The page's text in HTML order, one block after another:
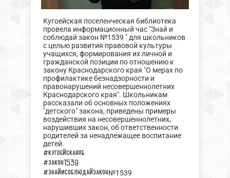
Кугоейская поселенческая библиотека
провела информационный час "Знай и
соблюдай закон №1539 " для школьников
с целью развития правовой культуры
учащихся, формирования их личной и
гражданской позиции по отношению к
закону Краснодарского края "О мерах по
профилактике безнадзорности и
правонарушений несовершеннолетних
Краснодарского края". Школьникам
рассказали об основных положениях
"детского" закона, приведены примеры
воздействия на несовершеннолетних,
нарушивших закон, об ответственности
родителей за ненадлежащее воспитание
детей.
#кугоейскаяпб
#закон1539
#знайисоблюдайзакон№1539